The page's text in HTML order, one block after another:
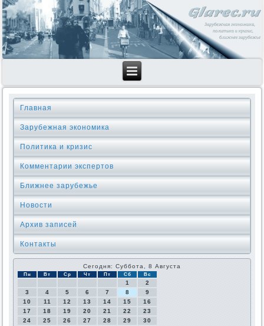
Главная
Зарубежная экономика
Политика и кризис
Комментарии экспертов
Ближнее зарубежье
Новости
Архив записей
Контакты
Сегодня: Суббота, 8 Августа
Пн Вт Ср Чт Пт Сб Вс
1
2
3
4 5 6 7 8
9
10
11 12 13 14 15
16
17
18 19 20 21 22
23
24
25 26 27 28 29
30